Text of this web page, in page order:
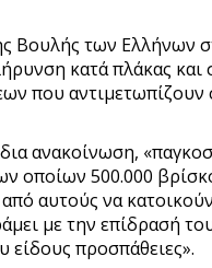
Βουλής των Ελλήνων
κατά πλάκας
που αντιμετωπίζουν
ανακοίνωση,
οποίων 500.000
αυτούς να
με την επίδρασή
είδους προσπάθειες».